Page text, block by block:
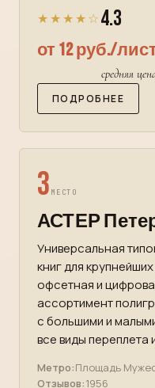
★★★★☆ 4.3
от 12 руб./
средняя
ПОДРОБНЕЕ
3 МЕСТО
АСТЕР
Универсальная
книг для
офсетная и
ассортимент
с большими и
все виды переплета
Метро:Площадь
Отзывов:1956